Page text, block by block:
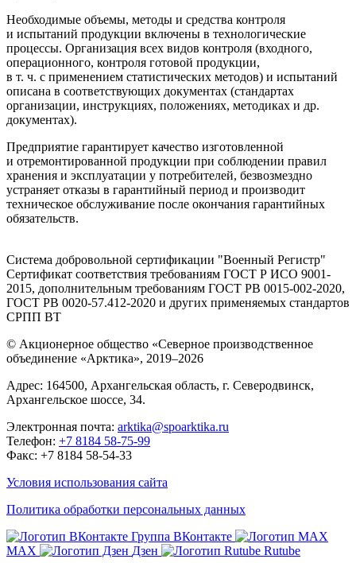
Необходимые объемы, методы и средства контроля
и испытаний продукции включены в технологические
процессы. Организация всех видов контроля (входного,
операционного, контроля готовой продукции,
в т. ч. с применением статистических методов) и испытаний
описана в соответствующих документах (стандартах
организации, инструкциях, положениях, методиках и др.
документах).
Предприятие гарантирует качество изготовленной
и отремонтированной продукции при соблюдении правил
хранения и эксплуатации у потребителей, безвозмездно
устраняет отказы в гарантийный период и производит
техническое обслуживание после окончания гарантийных
обязательств.
Система добровольной сертификации "Военный Регистр"
Сертификат соответствия требованиям ГОСТ Р ИСО 9001-
2015, дополнительным требованиям ГОСТ РВ 0015-002-2020,
ГОСТ РВ 0020-57.412-2020 и других применяемых стандартов
СРПП ВТ
© Акционерное общество «Северное производственное
объединение «Арктика», 2019–2026
Адрес: 164500, Архангельская область, г. Северодвинск,
Архангельское шоссе, 34.
Электронная почта: arktika@spoarktika.ru
Телефон: +7 8184 58-75-99
Факс: +7 8184 58-54-33
Условия использования сайта
Политика обработки персональных данных
Группа ВКонтакте
MAX
Дзен Rutube